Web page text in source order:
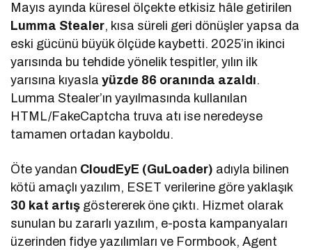
Mayıs ayında küresel ölçekte etkisiz hâle getirilen
Lumma Stealer, kısa süreli geri dönüşler yapsa da
eski gücünü büyük ölçüde kaybetti. 2025’in ikinci
yarısında bu tehdide yönelik tespitler, yılın ilk
yarısına kıyaslayüzde 86 oranında azaldı.
Lumma Stealer’ın yayılmasında kullanılan
HTML/FakeCaptcha truva atı ise neredeyse
tamamen ortadan kayboldu.
Öte yandan CloudEyE (GuLoader) adıyla bilinen
kötü amaçlı yazılım, ESET verilerine göre yaklaşık
30 kat artış göstererek öne çıktı. Hizmet olarak
sunulan bu zararlı yazılım, e-posta kampanyaları
üzerinden fidye yazılımları ve Formbook, Agent